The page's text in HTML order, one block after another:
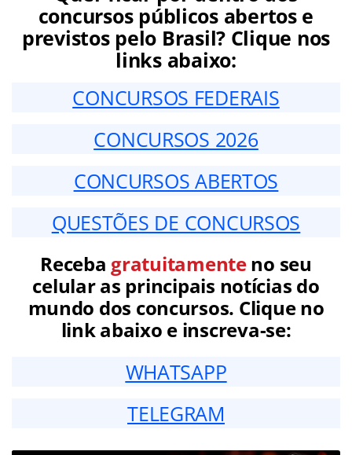
concursos públicos abertos e
previstos pelo Brasil? Clique nos
links abaixo:
CONCURSOS FEDERAIS
CONCURSOS 2026
CONCURSOS ABERTOS
QUESTÕES DE CONCURSOS
Receba gratuitamenteno seu
celular as principais notícias do
mundo dos concursos. Clique no
link abaixo e inscreva-se:
WHATSAPP
TELEGRAM